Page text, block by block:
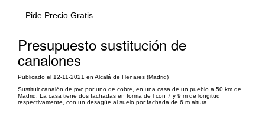
Pide Precio Gratis
Presupuesto sustitución de
canalones
Publicado el 12-11-2021 en Alcalá de Henares (Madrid)
Sustituir canalón de pvc por uno de cobre, en una casa de un pueblo a 50 km de
Madrid. La casa tiene dos fachadas en forma de l con 7 y 9 m de longitud
respectivamente, con un desagüe al suelo por fachada de 6 m altura.